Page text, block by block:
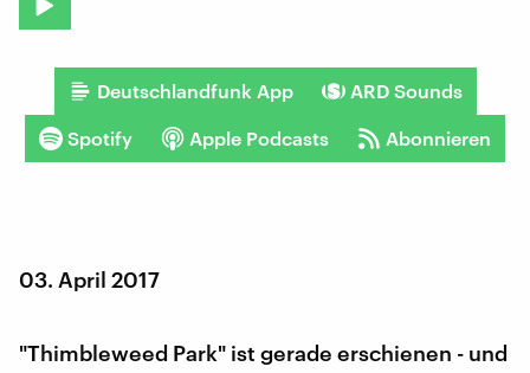
Deutschlandfunk App ARD Sounds
Spotify Apple Podcasts Abonnieren
03. April 2017
"Thimbleweed Park" ist gerade erschienen - und